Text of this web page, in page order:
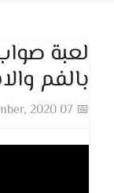
لعبة
بالفم
📅 07 November, 2020